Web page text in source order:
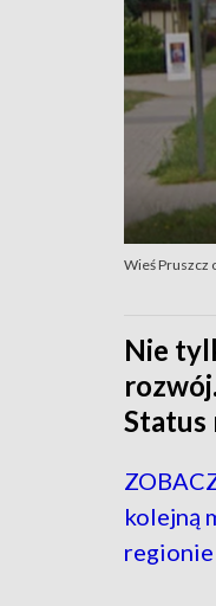
Wieś Pruszcz
Nie
Status
kolejną
regionie